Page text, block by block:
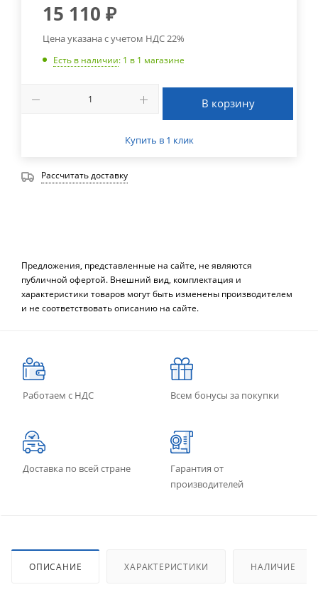
15 110 ₽
Цена указана с учетом НДС 22%
Есть в наличии: 1 в 1 магазине
В корзину
Купить в 1 клик
Рассчитать доставку
Предложения, представленные на сайте, не являются
публичной офертой. Внешний вид, комплектация и
характеристики товаров могут быть изменены производителем
и не соответствовать описанию на сайте.
Работаем с НДС Всем бонусы за покупки
Доставка по всей стране
Гарантия от
производителей
ОПИСАНИЕ ХАРАКТЕРИСТИКИ НАЛИЧИЕ